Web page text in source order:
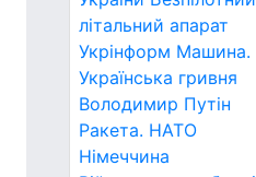
літальний апарат
Укрінформ Машина.
Українська гривня
Володимир Путін
Ракета. НАТО
Німеччина